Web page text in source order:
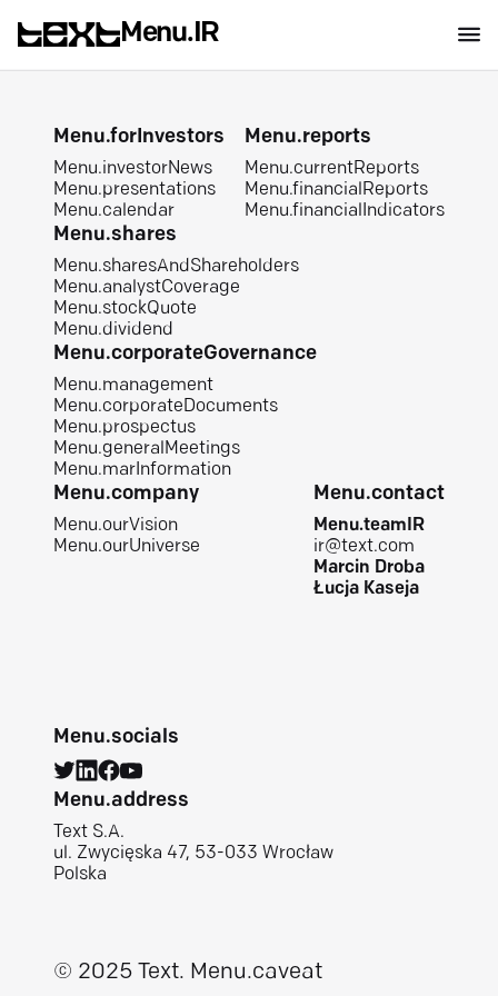
Menu.IR
Menu.forInvestors
Menu.investorNews
Menu.presentations
Menu.calendar
Menu.reports
Menu.currentReports
Menu.financialReports
Menu.financialIndicators
Menu.shares
Menu.sharesAndShareholders
Menu.analystCoverage
Menu.stockQuote
Menu.dividend
Menu.corporateGovernance
Menu.management
Menu.corporateDocuments
Menu.prospectus
Menu.generalMeetings
Menu.marInformation
Menu.company
Menu.ourVision
Menu.ourUniverse
Menu.contact
Menu.teamIR
ir@text.com
Marcin Droba
Łucja Kaseja
Menu.socials
Menu.address
Text S.A.
ul. Zwycięska 47, 53-033 Wrocław
Polska
© 2025 Text. Menu.caveat